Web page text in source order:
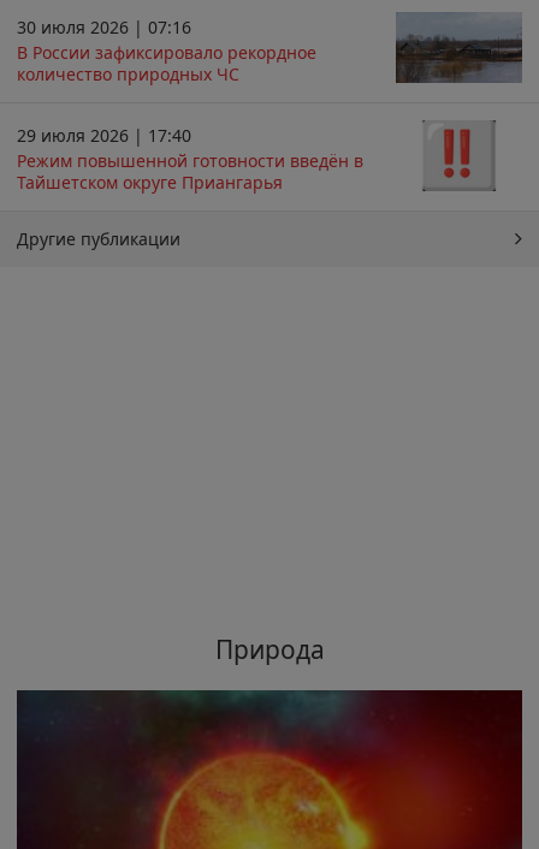
30 июля 2026 | 07:16
В России зафиксировало рекордное
количество природных ЧС
29 июля 2026 | 17:40
Режим повышенной готовности введён в
Тайшетском округе Приангарья
Другие публикации
Природа